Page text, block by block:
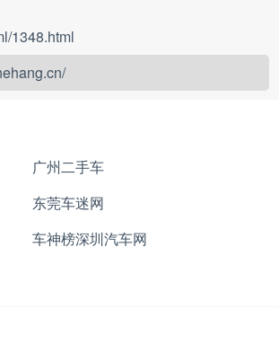
1348.html
广州二手车
东莞车迷网
车神榜深圳汽车网